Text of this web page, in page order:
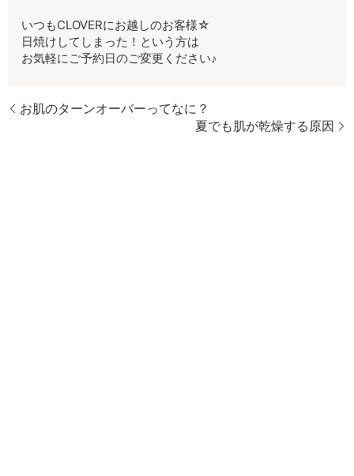
いつもCLOVERにお越しのお客様☆
日焼けしてしまった！という方は
お気軽にご予約日のご変更ください♪
お肌のターンオーバーってなに？
夏でも肌が乾燥する原因